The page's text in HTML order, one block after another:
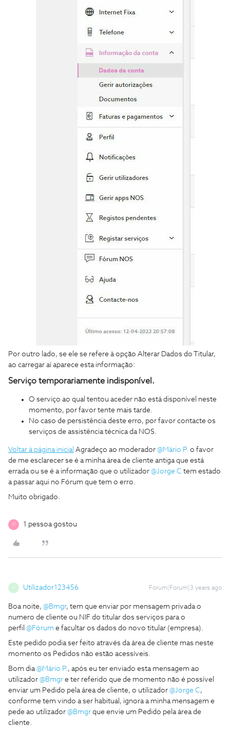
Por outro lado, se ele se refere à opção Alterar Dados do Titular,
ao carregar aí aparece esta informação:
Serviço temporariamente indisponível.
O serviço ao qual tentou aceder não está disponível neste
momento, por favor tente mais tarde.
No caso de persistência deste erro, por favor contacte os
serviços de assistência técnica da NOS.
Voltar à página inicial Agradeço ao moderador @Mário P. o favor
de me esclarecer se é a minha área de cliente antiga que está
errada ou se é a informação que o utilizador @Jorge C tem estado
a passar aqui no Fórum que tem o erro.
Muito obrigado.
D 1 pessoa gostou
Utilizador123456 Forum|Forum|3 years ago
Boa noite, @Bmgr, tem que enviar por mensagem privada o
numero de cliente ou NIF do titular dos serviços para o
perfil @Fórum e facultar os dados do novo titular (empresa).
Este pedido podia ser feito através da área de cliente mas neste
momento os Pedidos não estão acessíveis.
Bom dia@Mário P., após eu ter enviado esta mensagem ao
utilizador @Bmgr e ter referido que de momento não é possível
enviar um Pedido pela área de cliente, o utilizador @Jorge C,
conforme tem vindo a ser habitual, ignora a minha mensagem e
pede ao utilizador @Bmgr que envie um Pedido pela área de
cliente.